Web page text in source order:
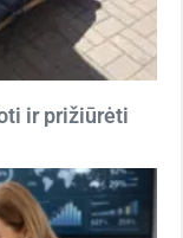
ir prižiūrėti